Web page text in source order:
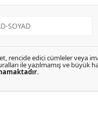
rencide edici cümleler veya
ile yazılmamış ve büyük
.